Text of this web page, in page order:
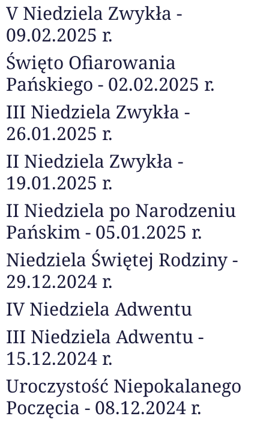
V Niedziela Zwykła -
09.02.2025 r.
Święto Ofiarowania
Pańskiego - 02.02.2025 r.
III Niedziela Zwykła -
26.01.2025 r.
II Niedziela Zwykła -
19.01.2025 r.
II Niedziela po Narodzeniu
Pańskim - 05.01.2025 r.
Niedziela Świętej Rodziny -
29.12.2024 r.
IV Niedziela Adwentu
III Niedziela Adwentu -
15.12.2024 r.
Uroczystość Niepokalanego
Poczęcia - 08.12.2024 r.